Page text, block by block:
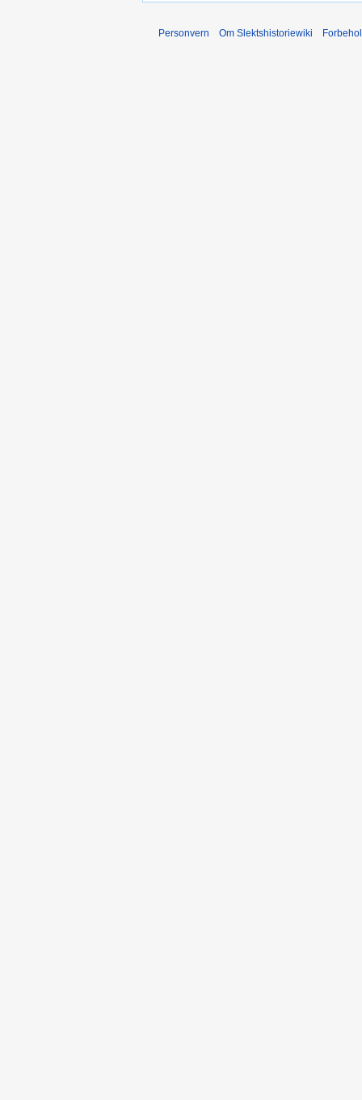
Personvern Om Slektshistoriewiki